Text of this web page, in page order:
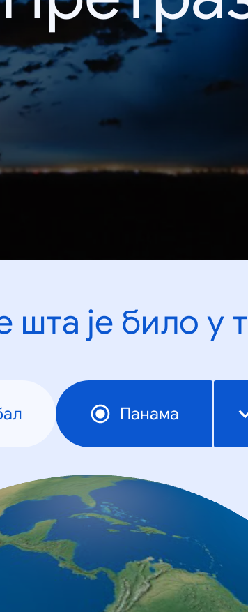
шта је било у
Панама